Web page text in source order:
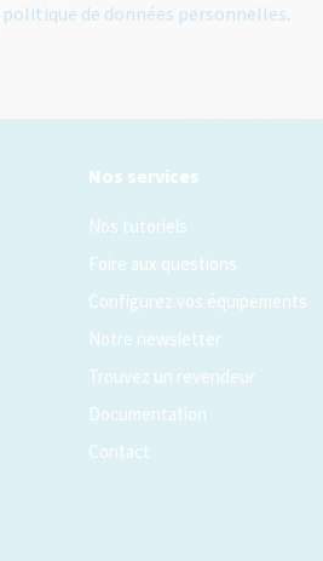
politique de données personnelles.
Nos services
Nos tutoriels
Foire aux questions
Configurez vos équipements
Notre newsletter
Trouvez un revendeur
Documentation
Contact